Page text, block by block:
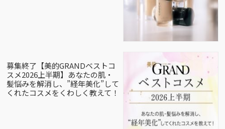
募集終了【美的GRANDベストコ
スメ2026上半期】あなたの肌・
髪悩みを解消し、”経年美化”して
くれたコスメをくわしく教えて！